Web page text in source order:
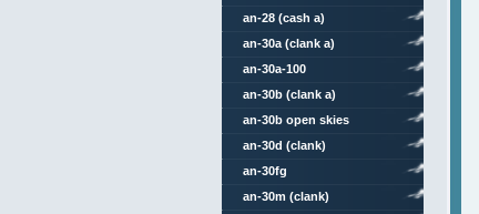
an-28 (cash a)
an-30a (clank a)
an-30a-100
an-30b (clank a)
an-30b open skies
an-30d (clank)
an-30fg
an-30m (clank)